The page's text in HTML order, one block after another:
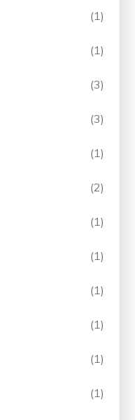
(1)
(1)
(3)
(3)
(1)
(2)
(1)
(1)
(1)
(1)
(1)
(1)